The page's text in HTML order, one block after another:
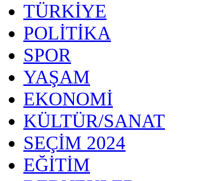
TÜRKİYE
POLİTİKA
SPOR
YAŞAM
EKONOMİ
KÜLTÜR/SANAT
SEÇİM 2024
EĞİTİM